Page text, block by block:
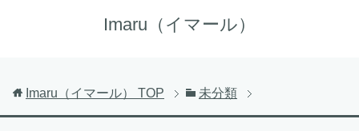
Imaru（イマール）
Imaru（イマール） TOP 未分類